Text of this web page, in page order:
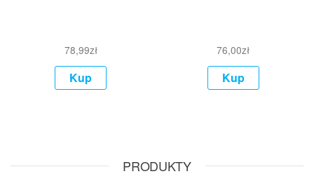
78,99zł
Kup
76,00zł
Kup
PRODUKTY